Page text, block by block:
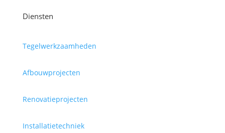
Diensten
Tegelwerkzaamheden
Afbouwprojecten
Renovatieprojecten
Installatietechniek